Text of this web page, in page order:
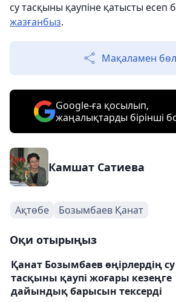
су тасқыны қаупіне қатысты есеп
жазғанбыз.
Мақаламен
Google-ға қосылып,
жаңалықтарды бірінші
Камшат Сатиева
Ақтөбе Бозымбаев Қанат
Оқи отырыңыз
Қанат Бозымбаев өңірлердің су
тасқыны қаупі жоғары кезеңге
дайындық барысын тексерді